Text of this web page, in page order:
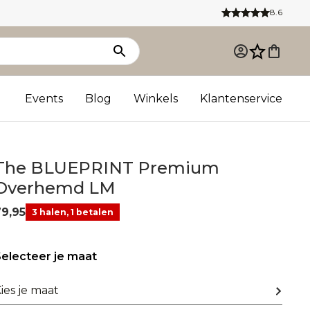
8.6
Events Blog Winkels Klantenservice
BLUEPRINT Premium
LM
3 halen, 1 betalen
je maat
je maat